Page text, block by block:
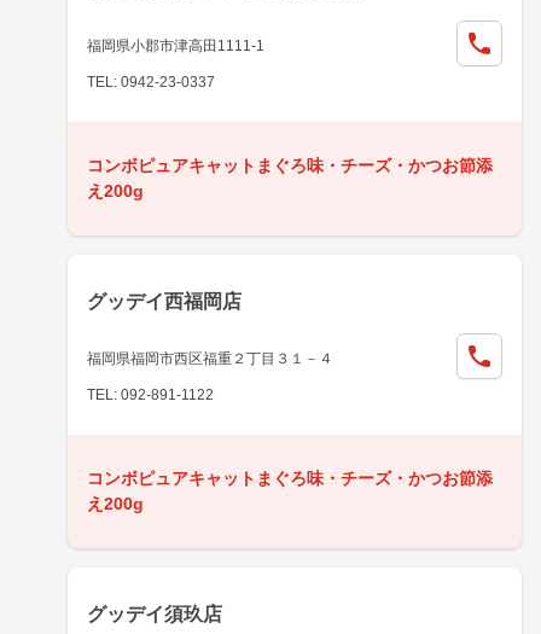
福岡県小郡市津高田1111-1
TEL: 0942-23-0337
コンボピュアキャットまぐろ味・チーズ・かつお節添
え200g
グッデイ西福岡店
福岡県福岡市西区福重２丁目３１－４
TEL: 092-891-1122
コンボピュアキャットまぐろ味・チーズ・かつお節添
え200g
グッデイ須玖店